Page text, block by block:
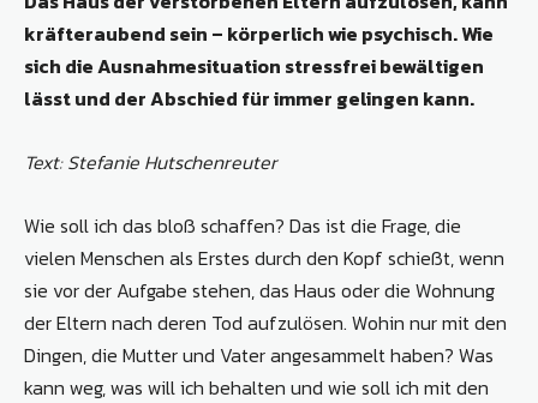
kräfteraubend sein – körperlich wie psychisch. Wie
sich die Ausnahmesituation stressfrei bewältigen
lässt und der Abschied für immer gelingen kann.
Text: Stefanie Hutschenreuter
Wie soll ich das bloß schaffen? Das ist die Frage, die
vielen Menschen als Erstes durch den Kopf schießt, wenn
sie vor der Aufgabe stehen, das Haus oder die Wohnung
der Eltern nach deren Tod aufzulösen. Wohin nur mit den
Dingen, die Mutter und Vater angesammelt haben? Was
kann weg, was will ich behalten und wie soll ich mit den